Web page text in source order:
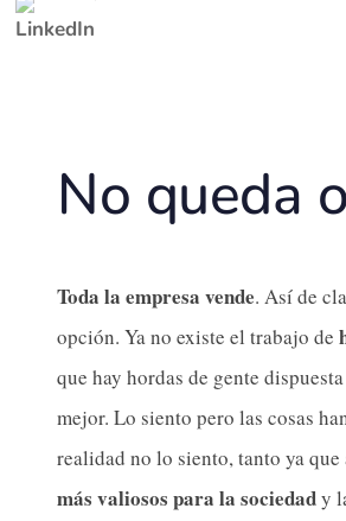
No queda
Toda la empresa vende. Así de
opción. Ya no existe el trabajo de
que hay hordas de gente
mejor. Lo siento pero las cosas
realidad no lo siento, tanto ya que
más valiosos para la sociedady